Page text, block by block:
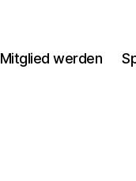
Mitglied werden